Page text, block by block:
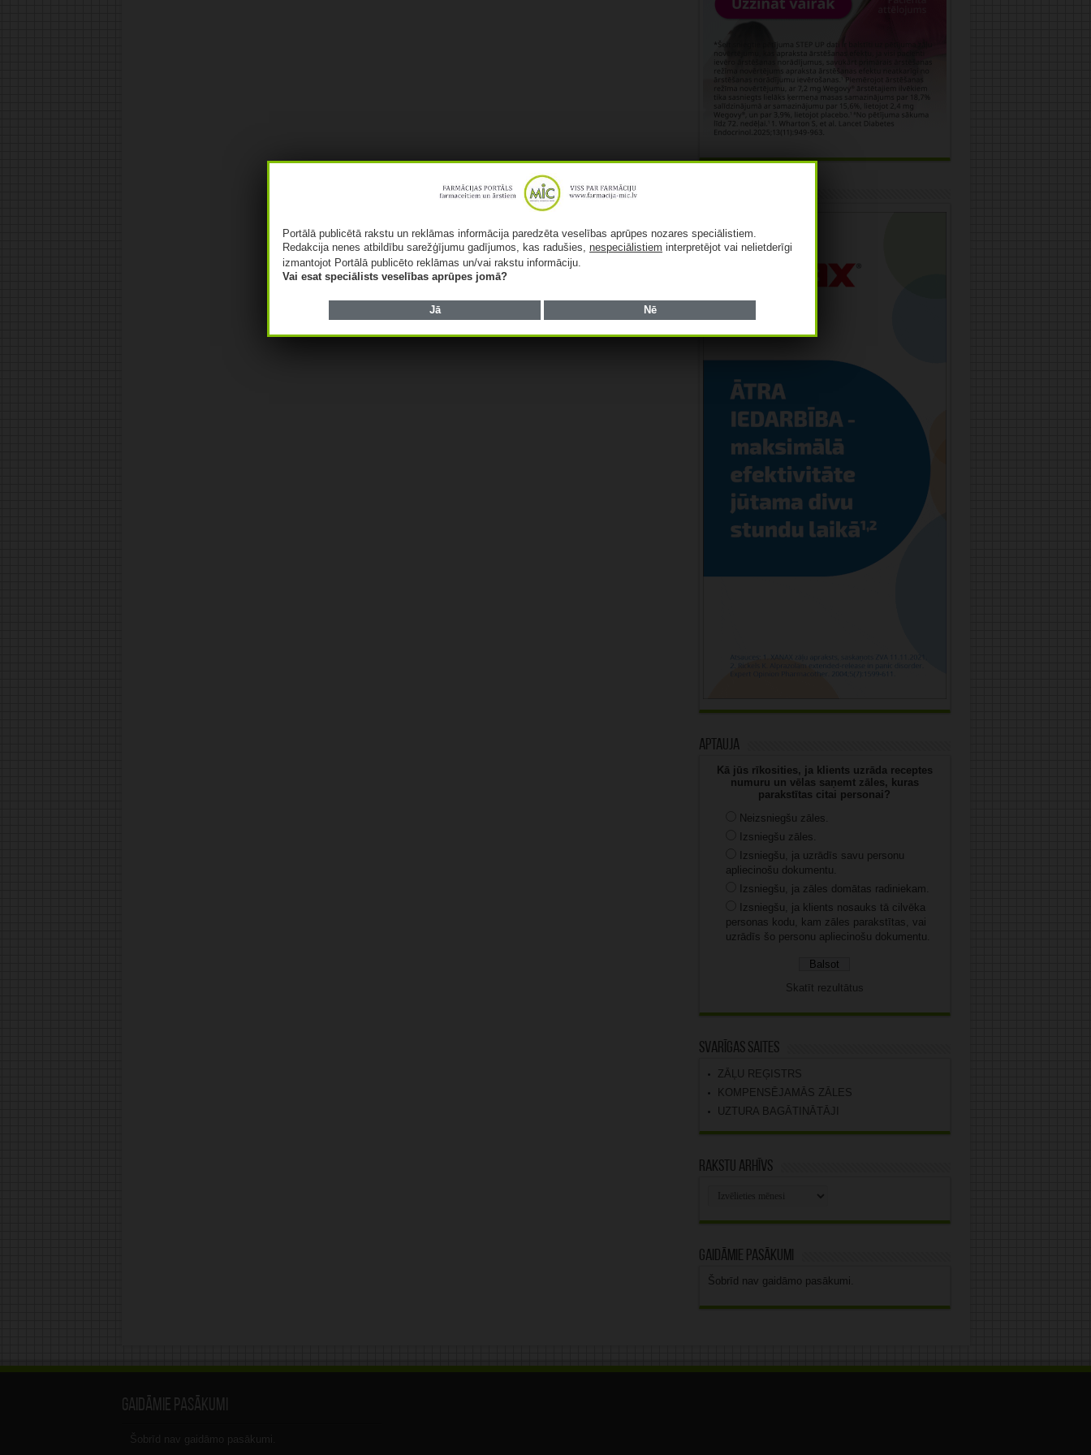
Aptauja
Kā jūs rīkosities, ja klients uzrāda receptes
numuru un vēlas saņemt zāles, kuras
parakstītas citai personai?
Neizsniegšu zāles.
Izsniegšu zāles.
Izsniegšu, ja uzrādīs savu personu
apliecinošu dokumentu.
Izsniegšu, ja zāles domātas radiniekam.
Izsniegšu, ja klients nosauks tā cilvēka
personas kodu, kam zāles parakstītas, vai
uzrādīs šo personu apliecinošu dokumentu.
Skatīt rezultātus
Svarīgas saites
ZĀĻU REĢISTRS
KOMPENSĒJAMĀS ZĀLES
UZTURA BAGĀTINĀTĀJI
Rakstu arhīvs
Gaidāmie pasākumi
Šobrīd nav gaidāmo pasākumi.
Gaidāmie pasākumi
Šobrīd nav gaidāmo pasākumi.
Portālā publicētā rakstu un reklāmas informācija paredzēta veselības aprūpes nozares speciālistiem.
Redakcija nenes atbildību sarežģījumu gadījumos, kas radušies,nespeciālistiem interpretējot vai nelietderīgi
izmantojot Portālā publicēto reklāmas un/vai rakstu informāciju.
Vai esat speciālists veselības aprūpes jomā?
Jā Nē